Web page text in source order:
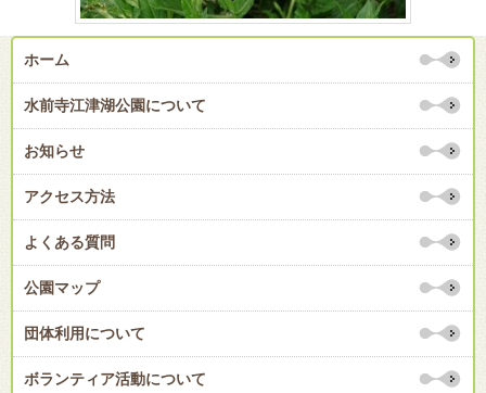
ホーム
水前寺江津湖公園について
お知らせ
アクセス方法
よくある質問
公園マップ
団体利用について
ボランティア活動について